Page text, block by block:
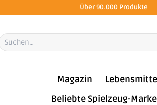
Über 90.000 Produkte
Suchen
nach:
Magazin
Beliebte Spielzeug-